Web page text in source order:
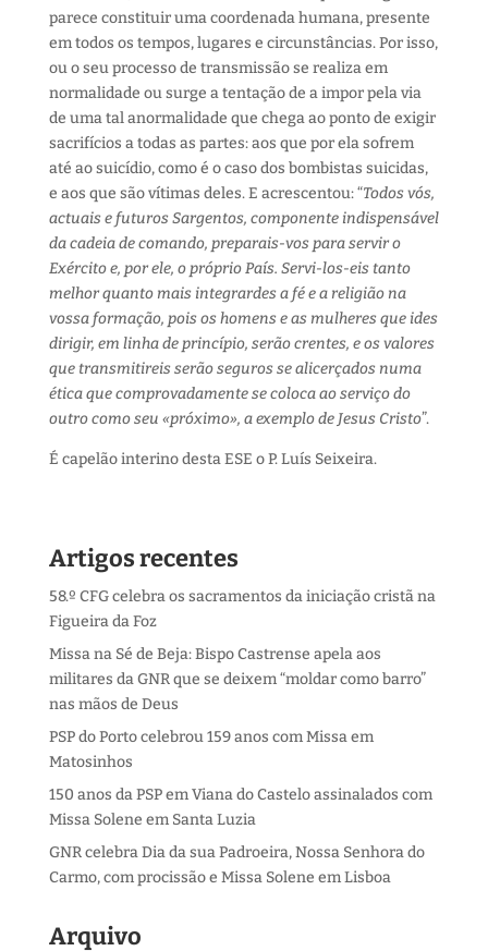
parece constituir uma coordenada humana, presente
em todos os tempos, lugares e circunstâncias. Por isso,
ou o seu processo de transmissão se realiza em
normalidade ou surge a tentação de a impor pela via
de uma tal anormalidade que chega ao ponto de exigir
sacrifícios a todas as partes: aos que por ela sofrem
até ao suicídio, como é o caso dos bombistas suicidas,
e aos que são vítimas deles. E acrescentou: “Todos vós,
actuais e futuros Sargentos, componente indispensável
da cadeia de comando, preparais-vos para servir o
Exército e, por ele, o próprio País. Servi-los-eis tanto
melhor quanto mais integrardes a fé e a religião na
vossa formação, pois os homens e as mulheres que ides
dirigir, em linha de princípio, serão crentes, e os valores
que transmitireis serão seguros se alicerçados numa
ética que comprovadamente se coloca ao serviço do
outro como seu «próximo», a exemplo de Jesus Cristo”.
É capelão interino desta ESE o P. Luís Seixeira.
Artigos recentes
58.º CFG celebra os sacramentos da iniciação cristã na
Figueira da Foz
Missa na Sé de Beja: Bispo Castrense apela aos
militares da GNR que se deixem “moldar como barro”
nas mãos de Deus
PSP do Porto celebrou 159 anos com Missa em
Matosinhos
150 anos da PSP em Viana do Castelo assinalados com
Missa Solene em Santa Luzia
GNR celebra Dia da sua Padroeira, Nossa Senhora do
Carmo, com procissão e Missa Solene em Lisboa
Arquivo